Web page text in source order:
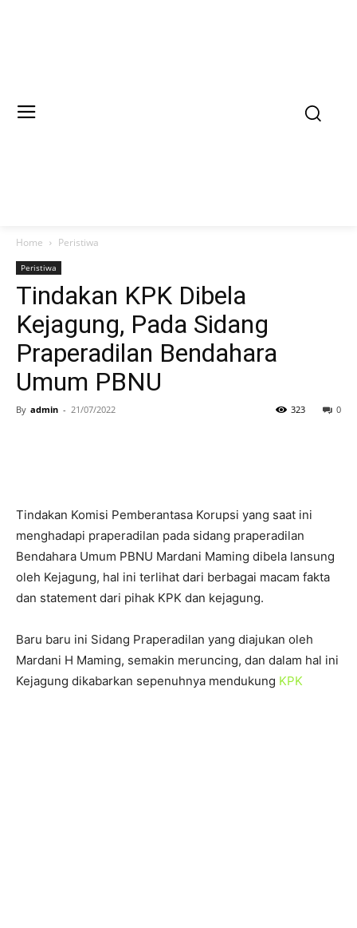
Home Peristiwa
Peristiwa
Tindakan KPK Dibela
Kejagung, Pada Sidang
Praperadilan Bendahara
Umum PBNU
By admin - 21/07/2022 0
323
Tindakan Komisi Pemberantasa Korupsi yang saat ini
menghadapi praperadilan pada sidang praperadilan
Bendahara Umum PBNU Mardani Maming dibela lansung
oleh Kejagung, hal ini terlihat dari berbagai macam fakta
dan statement dari pihak KPK dan kejagung.
Baru baru ini Sidang Praperadilan yang diajukan oleh
Mardani H Maming, semakin meruncing, dan dalam hal ini
Kejagung dikabarkan sepenuhnya mendukung KPK